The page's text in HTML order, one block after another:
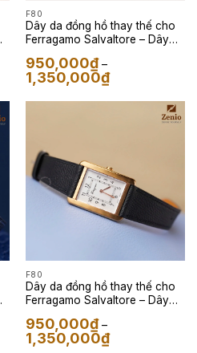
F80
Dây da đồng hồ thay thế cho
Ferragamo Salvaltore – Dây
950,000₫ –
1,350,000₫Khoảng
giá:
1,350,000₫
F80
Dây da đồng hồ thay thế cho
Ferragamo Salvaltore – Dây
950,000₫ –
1,350,000₫Khoảng
giá: